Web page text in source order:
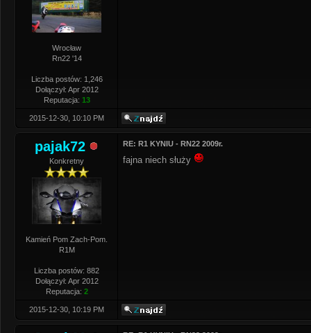
Wrocław
Rn22 '14
Liczba postów: 1,246
Dołączył: Apr 2012
Reputacja: 13
2015-12-30, 10:10 PM
pajak72
Konkretny
Kamień Pom Zach-Pom.
R1M
Liczba postów: 882
Dołączył: Apr 2012
Reputacja: 2
RE: R1 KYNIU - RN22 2009r.
fajna niech służy
2015-12-30, 10:19 PM